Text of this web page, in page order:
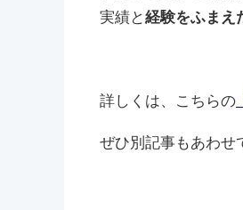
実績と経験をふまえ
詳しくは、こちらの
ぜひ別記事もあわせ